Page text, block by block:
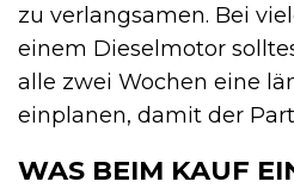
zu verlangsamen. Bei
einem Dieselmotor
alle zwei Wochen eine
einplanen, damit der
WAS BEIM KAUF